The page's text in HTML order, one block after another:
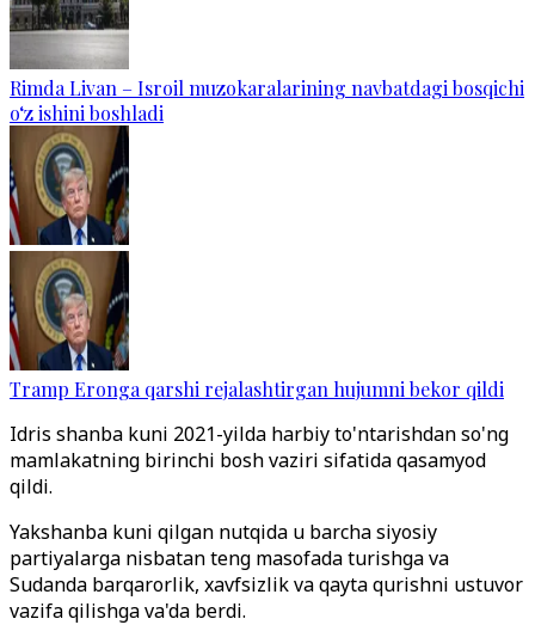
Rimda Livan – Isroil muzokaralarining navbatdagi bosqichi
o‘z ishini boshladi
Tramp Eronga qarshi rejalashtirgan hujumni bekor qildi
Idris shanba kuni 2021-yilda harbiy to'ntarishdan so'ng
mamlakatning birinchi bosh vaziri sifatida qasamyod
qildi.
Yakshanba kuni qilgan nutqida u barcha siyosiy
partiyalarga nisbatan teng masofada turishga va
Sudanda barqarorlik, xavfsizlik va qayta qurishni ustuvor
vazifa qilishga va'da berdi.